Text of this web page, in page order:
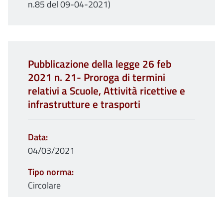
n.85 del 09-04-2021)
Pubblicazione della legge 26 feb
2021 n. 21- Proroga di termini
relativi a Scuole, Attività ricettive e
infrastrutture e trasporti
Data
04/03/2021
Tipo norma
Circolare